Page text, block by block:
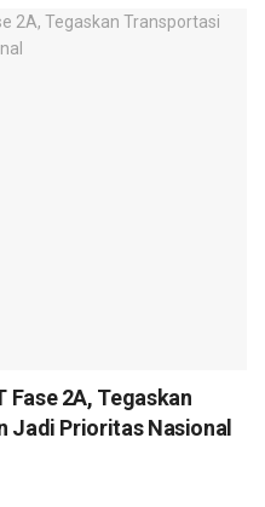
Fase 2A, Tegaskan
Jadi Prioritas Nasional